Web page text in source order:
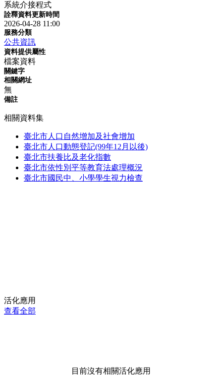
系統介接程式
詮釋資料更新時間
2026-04-28 11:00
服務分類
公共資訊
資料提供屬性
檔案資料
關鍵字
相關網址
無
備註
相關資料集
臺北市人口自然增加及社會增加
臺北市人口動態登記(99年12月以後)
臺北市扶養比及老化指數
臺北市依性別平等教育法處理概況
臺北市國民中、小學學生視力檢查
活化應用
查看全部
目前沒有相關活化應用